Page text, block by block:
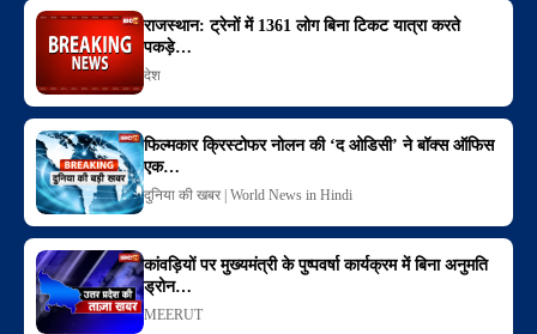
राजस्थान: ट्रेनों में 1361 लोग बिना टिकट यात्रा करते
पकड़े…
देश
फिल्मकार क्रिस्टोफर नोलन की ‘द ओडिसी’ ने बॉक्स ऑफिस
एक…
दुनिया की खबर | World News in Hindi
कांवड़ियों पर मुख्यमंत्री के पुष्पवर्षा कार्यक्रम में बिना अनुमति
ड्रोन…
MEERUT